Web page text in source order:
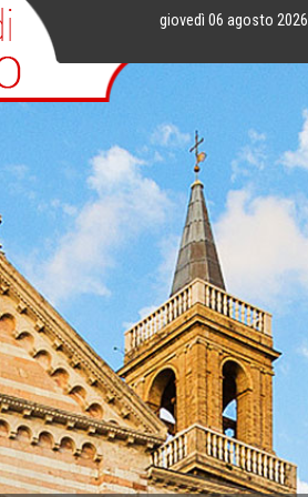
giovedì 06 agosto 2026